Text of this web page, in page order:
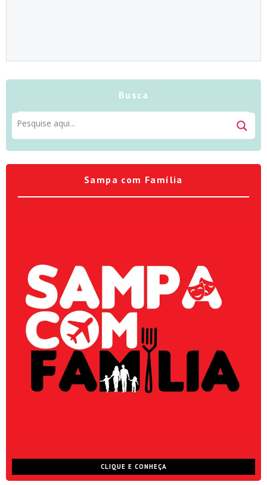
Busca
Sampa com Família
CLIQUE E CONHEÇA